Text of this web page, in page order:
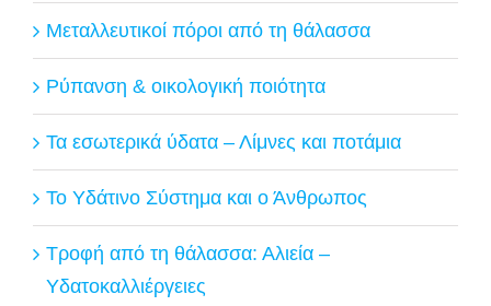
Μεταλλευτικοί πόροι από τη θάλασσα
Ρύπανση & οικολογική ποιότητα
Τα εσωτερικά ύδατα – Λίμνες και ποτάμια
Το Υδάτινο Σύστημα και ο Άνθρωπος
Τροφή από τη θάλασσα: Αλιεία –
Υδατοκαλλιέργειες